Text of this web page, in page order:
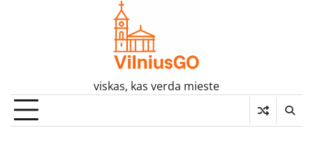
viskas, kas verda mieste